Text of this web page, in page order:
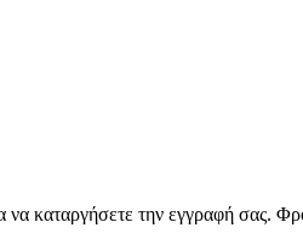
να καταργήσετε την εγγραφή σας.